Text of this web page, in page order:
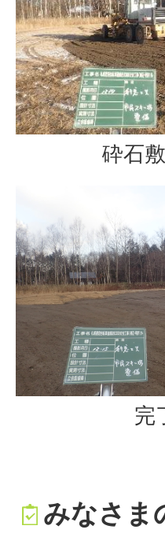
砕石
完
みなさま